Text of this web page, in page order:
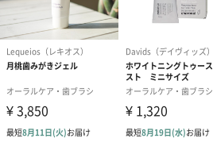
●シナモン
スパイシーなシナモンの香りつきです。